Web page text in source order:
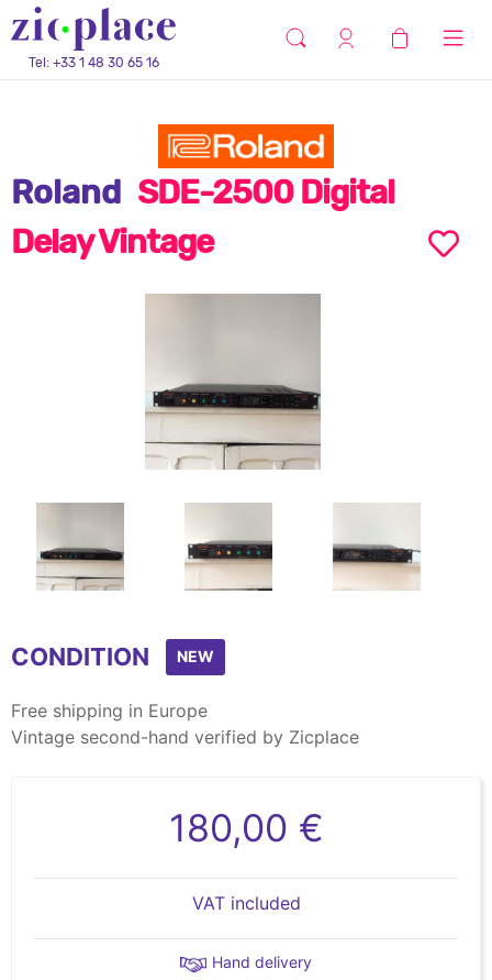
Tel: +33 1 48 30 65 16
Roland SDE-2500 Digital
Delay Vintage
of
CONDITION NEW
Free shipping in Europe
Vintage second-hand verified by Zicplace
180,00 €
VAT included
Hand delivery